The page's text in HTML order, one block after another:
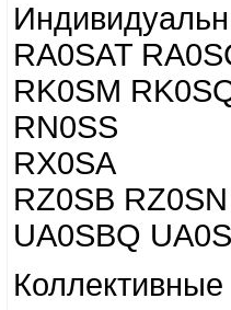
RA0SAT
RK0SM
RN0SS
RX0SA
RZ0SB
UA0SBQ